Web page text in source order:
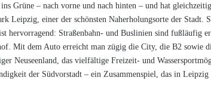
Grüne – nach vorne und nach hinten – und hat
einer der schönsten Naherholungsorte der Stadt.
hervorragend: Straßenbahn- und Buslinien sind fußläufig
Mit dem Auto erreicht man zügig die City, die B2 sowie
Neuseenland, das vielfältige Freizeit- und
der Südvorstadt – ein Zusammenspiel, das in Leipzig